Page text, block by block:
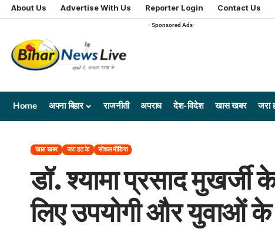
About Us Advertise With Us Reporter Login Contact Us
- Sponsored Ads-
Home अपना बिहार राजनीती अपराध देश-विदेश खास खबर जरा
खास खबर जरा हट के सोशल मीडिया
डॉ. श्यामा प्रसाद
लिए उपयोगी और युवाओं के